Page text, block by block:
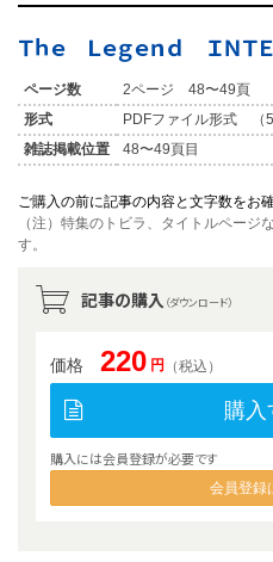
Ｔｈｅ Ｌｅｇｅｎｄ ＩＮ
ページ数
2ページ 48〜49頁
形式
PDFファイル形式 （
雑誌掲載位置
48〜49頁目
ご購入の前に記事の内容と文字数をお
（注）特集のトビラ、タイトルページ
す。
記事の購入 （ダウンロード）
価格 220 円 （税込）
購入
購入には会員登録が必要です
会員登録